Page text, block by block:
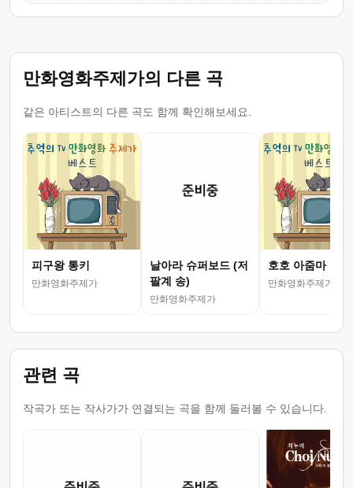
만화영화주제가의 다른 곡
같은 아티스트의 다른 곡도 함께 확인해보세요.
피구왕 통키
만화영화주제가
날아라 슈퍼보드 (저
팔계 송)
만화영화주제가
호호 아줌마
만화영화주제가
관련 곡
작곡가 또는 작사가가 연결되는 곡을 함께 둘러볼 수 있습니다.